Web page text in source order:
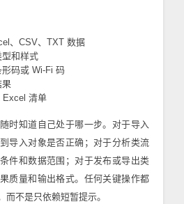
、CSV、TXT 数据
和样式
码或 Wi-Fi 码
果
Excel 清单
时知道自己处于哪一步。对于导入
导入对象是否正确；对于分析类流
件和数据范围；对于发布或导出类
质量和输出格式。任何关键操作都
而不是只依赖短暂提示。